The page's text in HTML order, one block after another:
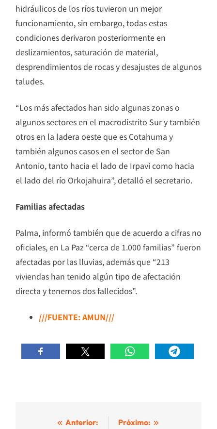
hidráulicos de los ríos tuvieron un mejor
funcionamiento, sin embargo, todas estas
condiciones derivaron posteriormente en
deslizamientos, saturación de material,
desprendimientos de rocas y desajustes de algunos
taludes.
“Los más afectados han sido algunas zonas o
algunos sectores en el macrodistrito Sur y también
otros en la ladera oeste que es Cotahuma y
también algunos casos en el sector de San
Antonio, tanto hacia el lado de Irpavi como hacia
el lado del río Orkojahuira”, detalló el secretario.
Familias afectadas
Palma, informó también que de acuerdo a cifras no
oficiales, en La Paz “cerca de 1.000 familias” fueron
afectadas por las lluvias, además que “213
viviendas han tenido algún tipo de afectación
directa y tenemos dos fallecidos”.
///FUENTE: AMUN///
Navegación
Anterior: Próximo: